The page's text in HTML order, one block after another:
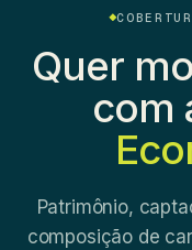
Quer
com
Patrimônio,
composição de